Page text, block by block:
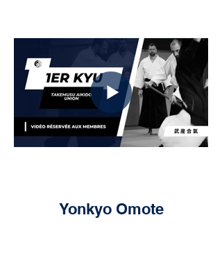
Yonkyo Omote